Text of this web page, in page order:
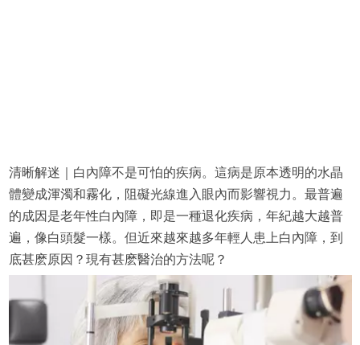
清晰解迷｜白內障不是可怕的疾病。這病是原本透明的水晶
體變成渾濁和霧化，阻礙光線進入眼內而影響視力。最普遍
的成因是老年性白內障，即是一種退化疾病，年紀越大越普
遍，像白頭髮一樣。但近來越來越多年輕人患上白內障，到
底甚麽原因？現有甚麽醫治的方法呢？